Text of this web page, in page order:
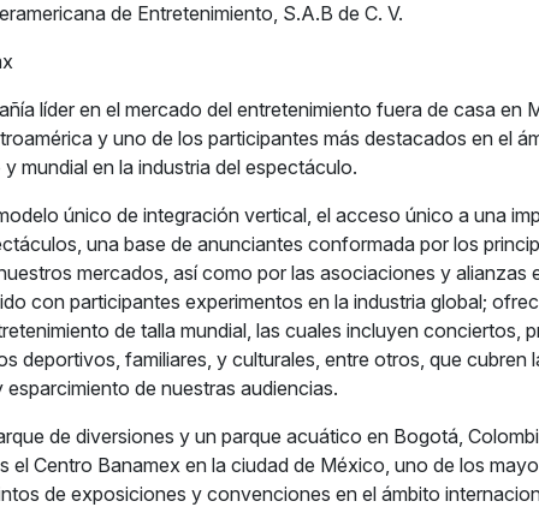
de Entretenimiento, S.A.B de C. V.
líder en el mercado del entretenimiento fuera de casa en
y uno de los participantes más destacados en el
mundial en la industria del espectáculo.
único de integración vertical, el acceso único a una
una base de anunciantes conformada por los
mercados, así como por las asociaciones y alianzas
con participantes experimentos en la industria global;
de talla mundial, las cuales incluyen conciertos,
deportivos, familiares, y culturales, entre otros, que cubren
esparcimiento de nuestras audiencias.
de diversiones y un parque acuático en Bogotá,
el Centro Banamex en la ciudad de México, uno de los
de exposiciones y convenciones en el ámbito